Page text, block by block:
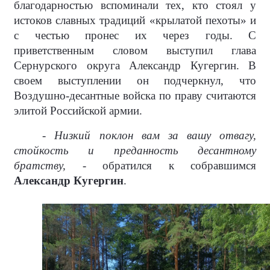
благодарностью вспоминали тех, кто стоял у
истоков славных традиций «крылатой пехоты» и
с честью пронес их через годы. С
приветственным словом выступил глава
Сернурского округа Александр Кугергин. В
своем выступлении он подчеркнул, что
Воздушно-десантные войска по праву считаются
элитой Российской армии.
- Низкий поклон вам за вашу отвагу,
стойкость и преданность десантному
братству, -обратился к собравшимся
Александр Кугергин.